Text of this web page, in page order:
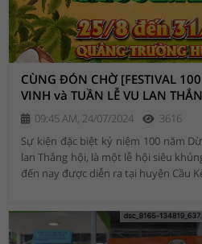
CÙNG ĐÓN CHỜ [FESTIVAL
VINH và TUẦN LỄ VU LAN
09:45 AM, 24/07/2024
3616
Sự kiện đặc biệt kỷ niệm 100 năm
lan Thắng hội, là một lễ hội siêu
đến nay được diễn ra tại huyện Cầu